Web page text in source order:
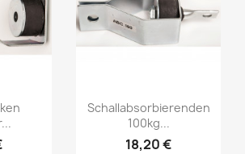
Vorschau
Schallabsorbierenden
100kg...
18,20 €